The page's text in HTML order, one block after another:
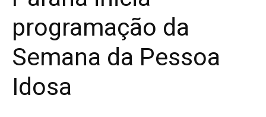
programação da
Semana da Pessoa
Idosa